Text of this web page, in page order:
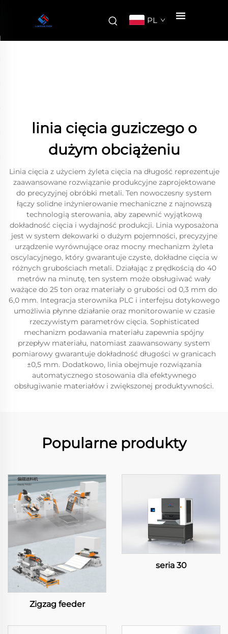
PL
linia cięcia guziczego o
dużym obciążeniu
Linia cięcia z użyciem żyleta cięcia na długość reprezentuje
zaawansowane rozwiązanie produkcyjne zaprojektowane
do precyzyjnej obróbki metali. Ten nowoczesny system
łączy solidne inżynierowanie mechaniczne z najnowszą
technologią sterowania, aby zapewnić wyjątkową
dokładność cięcia i wydajność produkcji. Linia wyposażona
jest w system dekowarki o dużym pojemności, precyzyjne
urządzenie wyrównujące oraz mocny mechanizm żyleta
oscylacyjnego, który gwarantuje czyste, dokładne cięcia w
różnych grubościach metali. Działając z prędkością do 40
metrów na minutę, ten system może obsługiwać wały
ważące do 25 ton oraz materiały o grubości od 0,3 mm do
6,0 mm. Integracja sterownika PLC i interfejsu dotykowego
umożliwia płynne działanie oraz monitorowanie w czasie
rzeczywistym parametrów cięcia. Sophisticated
mechanizm podawania materiału zapewnia spójny
przepływ materiału, natomiast zaawansowany system
pomiarowy gwarantuje dokładność długości w granicach
±0,5 mm. Dodatkowo, linia obejmuje rozwiązania
automatycznego stosowania dla efektywnego
obsługiwanie materiałów i zwiększonej produktywności.
Popularne produkty
Zigzag feeder
seria 30